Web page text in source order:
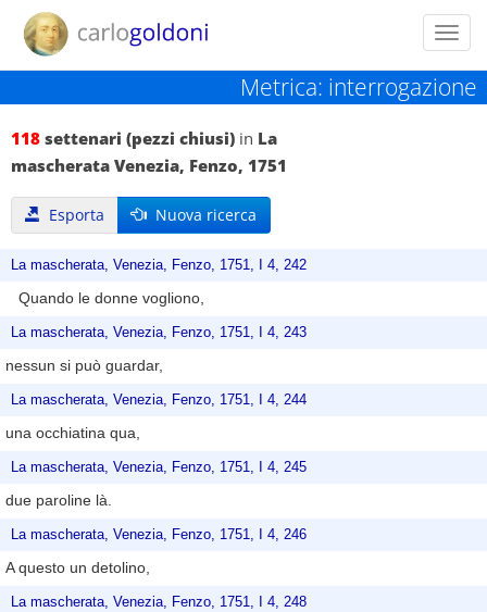
Metrica: interrogazione
118 settenari (pezzi chiusi) in La
mascherata Venezia, Fenzo, 1751
Esporta Nuova ricerca
La mascherata, Venezia, Fenzo, 1751, I 4, 242
Quando le donne vogliono,
La mascherata, Venezia, Fenzo, 1751, I 4, 243
nessun si può guardar,
La mascherata, Venezia, Fenzo, 1751, I 4, 244
una occhiatina qua,
La mascherata, Venezia, Fenzo, 1751, I 4, 245
due paroline là.
La mascherata, Venezia, Fenzo, 1751, I 4, 246
A questo un detolino,
La mascherata, Venezia, Fenzo, 1751, I 4, 248